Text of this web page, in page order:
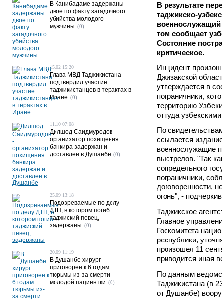
В результате
таджикско-
военнослужащий
том сообщает
Состояние
критическое.
Инцидент
Джизакской
утверждается в
пограничники,
территорию
оттуда
По
ссылается
военнослужащие
выстрелов. "Так
сопредельного
пограничники,
договоренности,
огонь", -
Таджикское
Главное
Госкомитета
республики,
произошел 11
приводится иная
По данным
Таджикистана (в
от Душанбе)
В Канибадаме задержаны
двое по факту загадочного
убийства молодого
мужчины (0)
15.02 15:20
Глава МВД Таджикистана
подтвердил участие
таджикистанцев в терактах в
Иране (0)
11.10 07:08
Дилшод Саидмуродов -
организатор похищения
банкира задержан и
доставлен в Душанбе (0)
25.09 13:18
Подозреваемые по делу
ДТП, в котором погиб
таджиский певец,
задержаны (0)
20.09 11:19
В Душанбе хирург
приговорен к 6 годам
тюрьмы из-за смерти
молодой пациентки (0)